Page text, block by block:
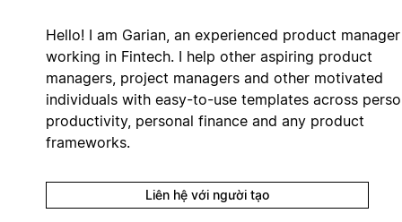
Hello! I am Garian, an experienced product manager
working in Fintech. I help other aspiring product
managers, project managers and other motivated
individuals with easy-to-use templates across
productivity, personal finance and any product
frameworks.
Liên hệ với người tạo